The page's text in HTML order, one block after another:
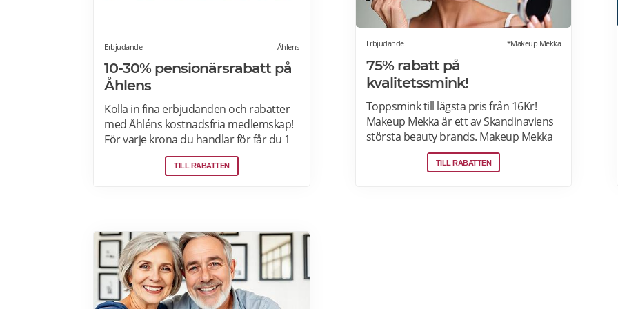
Erbjudande Åhlens
10-30% pensionärsrabatt på
Åhlens
Kolla in fina erbjudanden och rabatter
med Åhléns kostnadsfria medlemskap!
För varje krona du handlar för får du 1
bonuspoäng. Och för varje 1250 poäng,
får du 25 kronor i bonus. 10-30%
Läs mer om pensionärsrabatter på
Åhléns här.
TILL RABATTEN
Erbjudande *Makeup Mekka
75% rabatt på
kvalitetssmink!
Toppsmink till lägsta pris från 16Kr!
Makeup Mekka är ett av Skandinaviens
största beauty brands. Makeup Mekka
produkter tillverkas i samma fabriker
som stora internationella beauty
TILL RABATTEN